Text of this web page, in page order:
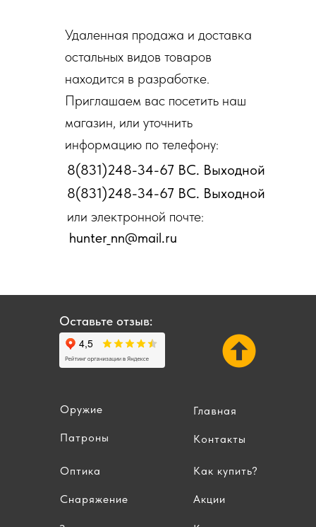
Удаленная продажа и доставка
остальных видов товаров
находится в разработке.
Приглашаем вас посетить наш
магазин, или уточнить
информацию по телефону:
8(831)248-34-67 ВС. Выходной
8(831)248-34-67 ВС. Выходной
или электронной почте:
hunter_nn@mail.ru
Оставьте отзыв:
Оружие
Патроны
Оптика
Снаряжение
Главная
Контакты
Акции
Как купить?